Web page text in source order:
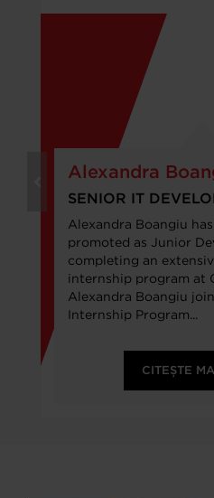
Alexandra
SENIOR IT
Alexandra Boangiu
promoted as Junior
completing an
internship program at
Alexandra Boangiu
Internship Program...
CITEȘTE